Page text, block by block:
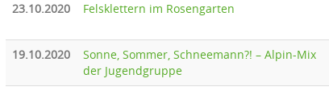
23.10.2020
Felsklettern im Rosengarten
19.10.2020
Sonne, Sommer, Schneemann?! – Alpin-Mix
der Jugendgruppe